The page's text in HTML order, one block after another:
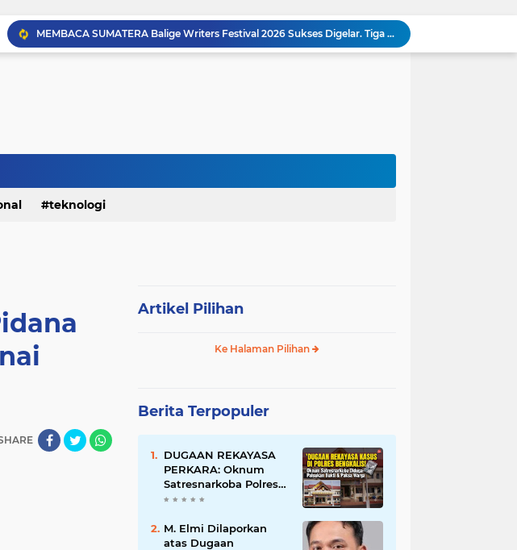
Dalam Rangka HUT RI ke-81 dan Hari Jadi ke-61 Tanjab Barat Bupati Tanjab Barat Secara Resmi Membukaan Lomba Domino
Sabam Rajaguguk Hadiri Konsolidasi Gerindra Labuhanbatu
Meneguhkan Jati Diri Patambor Indonesia. PATAMBOR INDONESIA Akan Gelar RAKERNAS II Di Jakarta.
teknologi
Artikel Pilihan
Ke Halaman Pilihan
Berita Terpopuler
DUGAAN REKAYASA
PERKARA: Oknum
Satresnarkoba Polres
Bengkalis Diduga
Hingga Paksa Warga
Hadir di TKP
M. Elmi Dilaporkan
atas Dugaan